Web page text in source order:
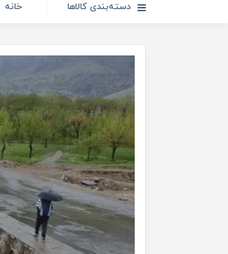
دسته‌بندی کالاها خانه